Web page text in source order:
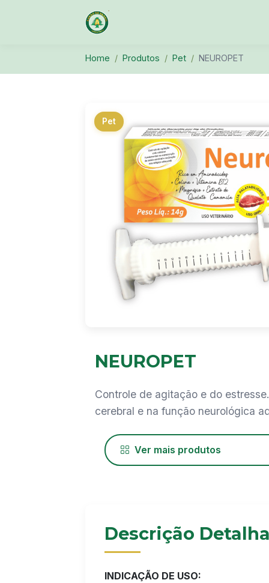
Home Produtos Pet NEUROPET
Pet
NEUROPET
Controle de agitação e do
cerebral e na função neurológica
Ver mais produtos
Descrição
INDICAÇÃO DE USO: